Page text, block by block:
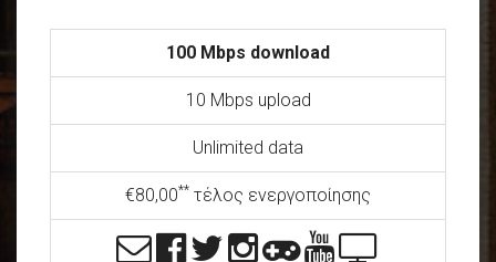
100 Mbps download
10 Mbps upload
Unlimited data
€80,00** τέλος ενεργοποίησης